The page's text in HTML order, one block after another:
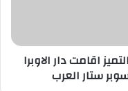
اقامت دار الاوبرا
ستار العرب